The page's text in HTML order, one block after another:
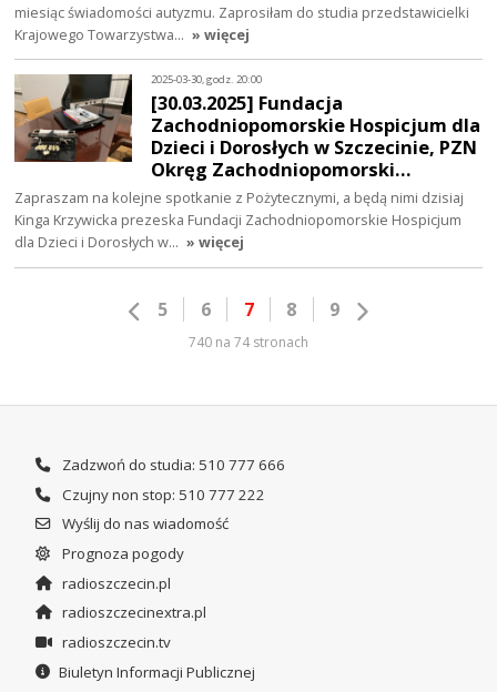
miesiąc świadomości autyzmu. Zaprosiłam do studia przedstawicielki
Krajowego Towarzystwa… » więcej
2025-03-30, godz. 20:00
[30.03.2025] Fundacja
Zachodniopomorskie Hospicjum dla
Dzieci i Dorosłych w Szczecinie, PZN
Okręg Zachodniopomorski…
Zapraszam na kolejne spotkanie z Pożytecznymi, a będą nimi dzisiaj
Kinga Krzywicka prezeska Fundacji Zachodniopomorskie Hospicjum
dla Dzieci i Dorosłych w… » więcej
5 6 7 8 9
740 na 74 stronach
Zadzwoń do studia: 510 777 666
Czujny non stop: 510 777 222
Wyślij do nas wiadomość
Prognoza pogody
radioszczecin.pl
radioszczecinextra.pl
radioszczecin.tv
Biuletyn Informacji Publicznej